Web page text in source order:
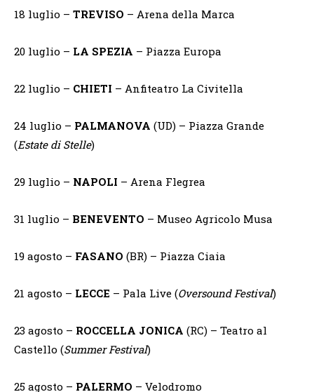
18 luglio – TREVISO – Arena della Marca
20 luglio – LA SPEZIA – Piazza Europa
22 luglio – CHIETI – Anfiteatro La Civitella
24 luglio – PALMANOVA (UD) – Piazza Grande
(Estate di Stelle)
29 luglio – NAPOLI – Arena Flegrea
31 luglio – BENEVENTO – Museo Agricolo Musa
19 agosto – FASANO (BR) – Piazza Ciaia
21 agosto – LECCE – Pala Live (Oversound Festival)
23 agosto – ROCCELLA JONICA (RC) – Teatro al
Castello (Summer Festival)
25 agosto – PALERMO – Velodromo